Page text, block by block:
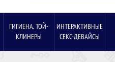
ГИГИЕНА, ТОЙ-
КЛИНЕРЫ
ИНТЕРАКТИВНЫЕ
СЕКС-ДЕВАЙСЫ